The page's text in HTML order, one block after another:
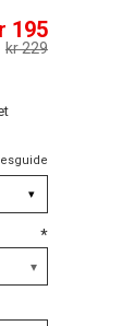
195
kr 229
▾
*